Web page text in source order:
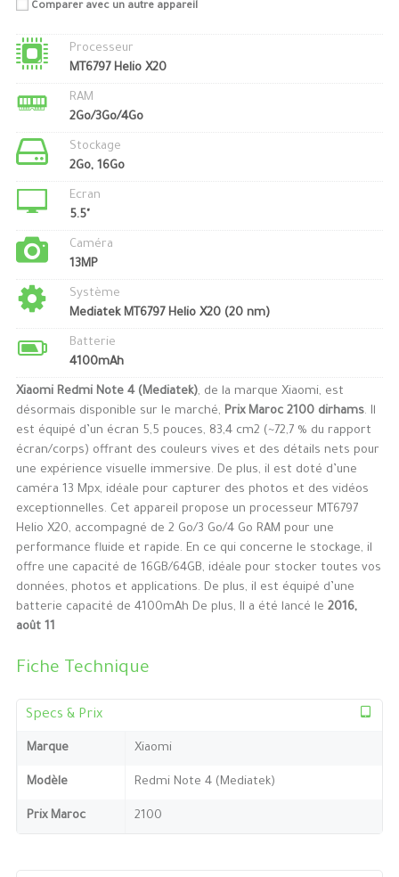
Comparer avec un autre appareil
Processeur
MT6797 Helio X20
RAM
2Go/3Go/4Go
Stockage
2Go, 16Go
Ecran
5.5"
Caméra
13MP
Système
Mediatek MT6797 Helio X20 (20 nm)
Batterie
4100mAh
Xiaomi Redmi Note 4 (Mediatek), de la marque Xiaomi, est
désormais disponible sur le marché, Prix Maroc 2100 dirhams. Il
est équipé d’un écran 5,5 pouces, 83,4 cm2 (~72,7 % du rapport
écran/corps) offrant des couleurs vives et des détails nets pour
une expérience visuelle immersive. De plus, il est doté d’une
caméra 13 Mpx, idéale pour capturer des photos et des vidéos
exceptionnelles. Cet appareil propose un processeur MT6797
Helio X20, accompagné de 2 Go/3 Go/4 Go RAM pour une
performance fluide et rapide. En ce qui concerne le stockage, il
offre une capacité de 16GB/64GB, idéale pour stocker toutes vos
données, photos et applications. De plus, il est équipé d’une
batterie capacité de 4100mAh De plus, Il a été lancé le 2016,
août 11
Fiche Technique
Specs & Prix
Marque Xiaomi
Modèle Redmi Note 4 (Mediatek)
Prix Maroc 2100